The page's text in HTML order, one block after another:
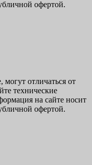
офертой.
отличаться от
технические
на сайте носит
офертой.